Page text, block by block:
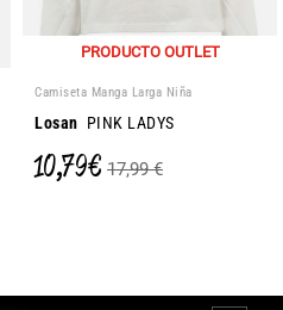
PRODUCTO OUTLET
Camiseta Manga Larga Niña
Losan PINK LADYS
10,79 € 17,99 €